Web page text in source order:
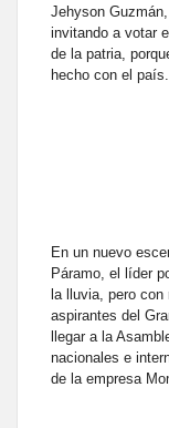
Jehyson
invitando a votar
de la patria,
hecho con el país.
En un nuevo
Páramo, el líder
la lluvia, pero
aspirantes del
llegar a la
nacionales e
de la empresa